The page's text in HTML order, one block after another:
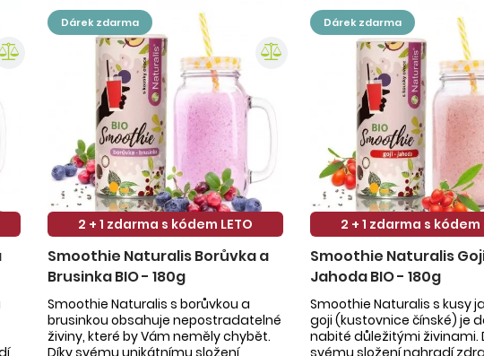
dárek zdarma
2 + 1 zdarma s kódem LETO
Smoothie Naturalis Borůvka a
Brusinka BIO - 180g
Smoothie Naturalis s borůvkou a
brusinkou obsahuje nepostradatelné
živiny, které by Vám neměly chybět.
Díky svému unikátnímu složení
dárek zdarma
2 + 1 zdarma s kódem
Smoothie Naturalis
Jahoda BIO - 180g
Smoothie Naturalis s kusy
goji (kustovnice čínské) je
nabité důležitými živinami.
svému složení nahradí